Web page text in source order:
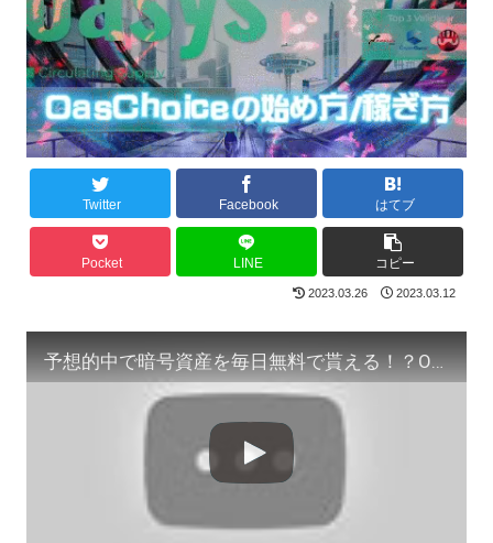
Twitter Facebook はてブ
Pocket LINE コピー
2023.03.26 2023.03.12
予想的中で暗号資産を毎日無料で貰える！？OasChoiceの始め方/稼ぎ方をレポート